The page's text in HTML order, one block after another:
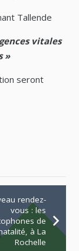
Tallende
vitales
»
seront
rendez-
vous : les
de
à La
Rochelle